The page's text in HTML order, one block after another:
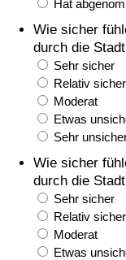
Hat
Wie sicher
durch die
Sehr sicher
Relativ sicher
Moderat
Etwas
Sehr
Wie sicher
durch die
Sehr sicher
Relativ sicher
Moderat
Etwas